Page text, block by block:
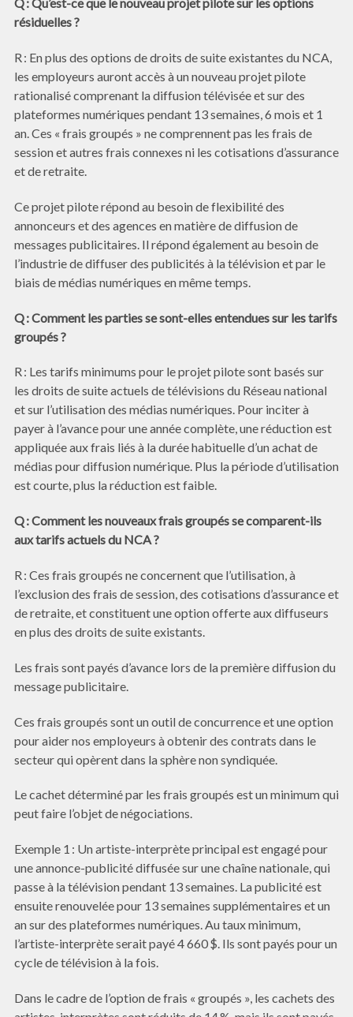
résiduelles ?
R : En plus des options de droits de suite existantes du NCA,
les employeurs auront accès à un nouveau projet pilote
rationalisé comprenant la diffusion télévisée et sur des
plateformes numériques pendant 13 semaines, 6 mois et 1
an. Ces « frais groupés » ne comprennent pas les frais de
session et autres frais connexes ni les cotisations d’assurance
et de retraite.
Ce projet pilote répond au besoin de flexibilité des
annonceurs et des agences en matière de diffusion de
messages publicitaires. Il répond également au besoin de
l’industrie de diffuser des publicités à la télévision et par le
biais de médias numériques en même temps.
Q : Comment les parties se sont-elles entendues sur les tarifs
groupés ?
R : Les tarifs minimums pour le projet pilote sont basés sur
les droits de suite actuels de télévisions du Réseau national
et sur l’utilisation des médias numériques. Pour inciter à
payer à l’avance pour une année complète, une réduction est
appliquée aux frais liés à la durée habituelle d’un achat de
médias pour diffusion numérique. Plus la période d’utilisation
est courte, plus la réduction est faible.
Q : Comment les nouveaux frais groupés se comparent-ils
aux tarifs actuels du NCA ?
R : Ces frais groupés ne concernent que l’utilisation, à
l’exclusion des frais de session, des cotisations d’assurance et
de retraite, et constituent une option offerte aux diffuseurs
en plus des droits de suite existants.
Les frais sont payés d’avance lors de la première diffusion du
message publicitaire.
Ces frais groupés sont un outil de concurrence et une option
pour aider nos employeurs à obtenir des contrats dans le
secteur qui opèrent dans la sphère non syndiquée.
Le cachet déterminé par les frais groupés est un minimum qui
peut faire l’objet de négociations.
Exemple 1 : Un artiste-interprète principal est engagé pour
une annonce-publicité diffusée sur une chaîne nationale, qui
passe à la télévision pendant 13 semaines. La publicité est
ensuite renouvelée pour 13 semaines supplémentaires et un
an sur des plateformes numériques. Au taux minimum,
l’artiste-interprète serait payé 4 660 $. Ils sont payés pour un
cycle de télévision à la fois.
Dans le cadre de l’option de frais « groupés », les cachets des